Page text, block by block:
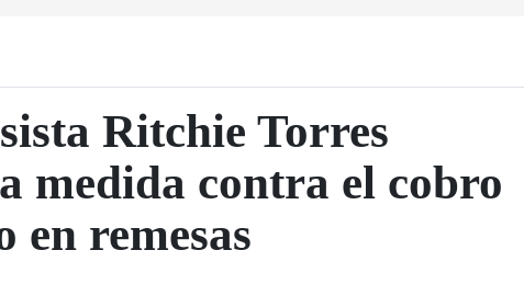
Ritchie Torres
medida contra el cobro
en remesas